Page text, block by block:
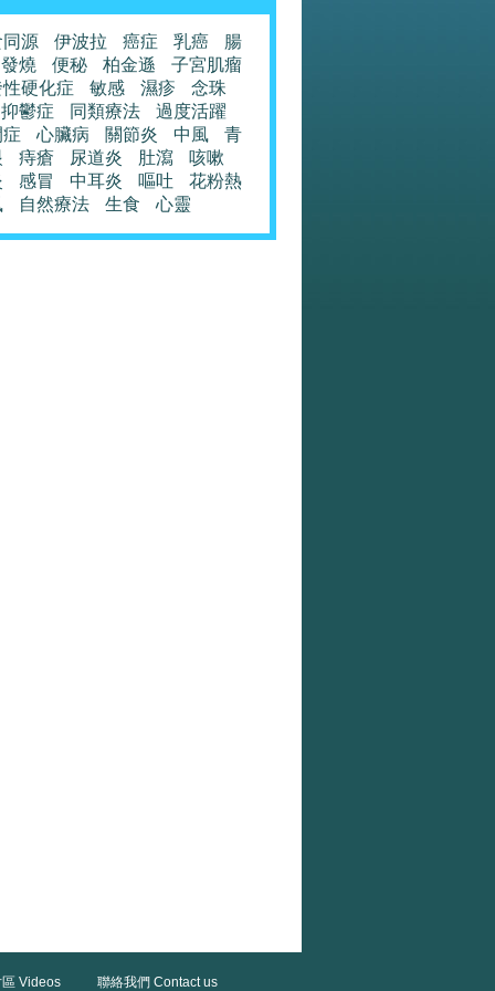
源 伊波拉 癌症 乳癌
腸
發燒
便秘 柏金遜
子宮肌瘤
硬化症
敏感 濕疹
念珠
抑鬱症
同類療法
過度活躍
心臟病 關節炎 中風
青
痔瘡 尿道炎 肚瀉
咳嗽
感冒 中耳炎 嘔吐
花粉熱
自然療法 生食 心靈
Videos 聯絡我們 Contact us